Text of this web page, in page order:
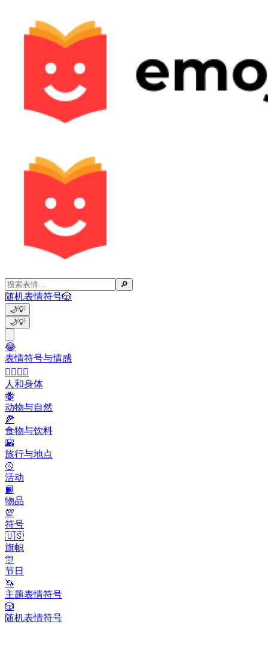
🔎
随机表情符号🎲
🌙💡
🌙💡
😂
表情符号与情感
👩‍❤️‍💋‍👨
人和身体
🐝
动物与自然
🍕
食物与饮料
🌇
旅行与地点
🥎
活动
📙
物品
💯
符号
🇺🇸
旗帜
🎊
节日
🦄
主题表情符号
🎲
随机表情符号